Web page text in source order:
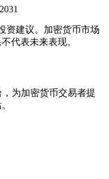
资建议。加密货币市场
代表未来表现。
为加密货币交易者提